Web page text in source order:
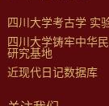
四川大学考古学 实
四川大学铸牢中华
研究基地
近现代日记数据库